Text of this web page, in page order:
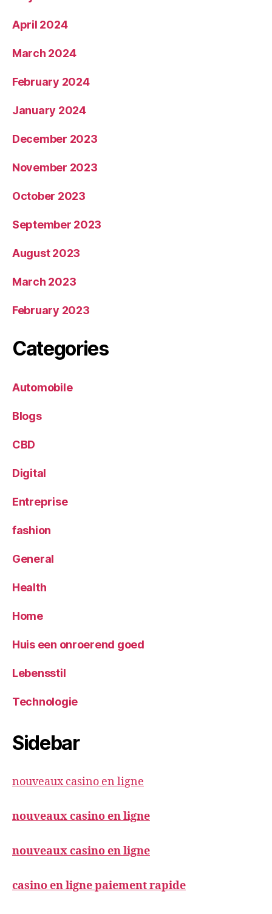
April 2024
March 2024
February 2024
January 2024
December 2023
November 2023
October 2023
September 2023
August 2023
March 2023
February 2023
Categories
Automobile
Blogs
CBD
Digital
Entreprise
fashion
General
Health
Home
Huis een onroerend goed
Lebensstil
Technologie
Sidebar
nouveaux casino en ligne
nouveaux casino en ligne
nouveaux casino en ligne
casino en ligne paiement rapide